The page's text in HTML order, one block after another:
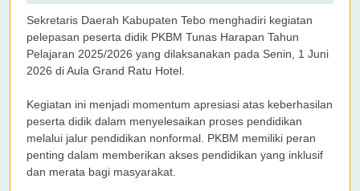
Sekretaris Daerah Kabupaten Tebo menghadiri kegiatan
pelepasan peserta didik PKBM Tunas Harapan Tahun
Pelajaran 2025/2026 yang dilaksanakan pada Senin, 1 Juni
2026 di Aula Grand Ratu Hotel.
Kegiatan ini menjadi momentum apresiasi atas keberhasilan
peserta didik dalam menyelesaikan proses pendidikan
melalui jalur pendidikan nonformal. PKBM memiliki peran
penting dalam memberikan akses pendidikan yang inklusif
dan merata bagi masyarakat.